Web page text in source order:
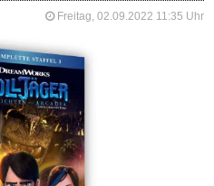
Freitag, 02.09.2022 11:35 Uhr